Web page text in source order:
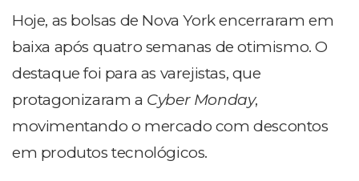
Hoje, as bolsas de Nova York encerraram em
baixa após quatro semanas de otimismo. O
destaque foi para as varejistas, que
protagonizaram a Cyber Monday,
movimentando o mercado com descontos
em produtos tecnológicos.